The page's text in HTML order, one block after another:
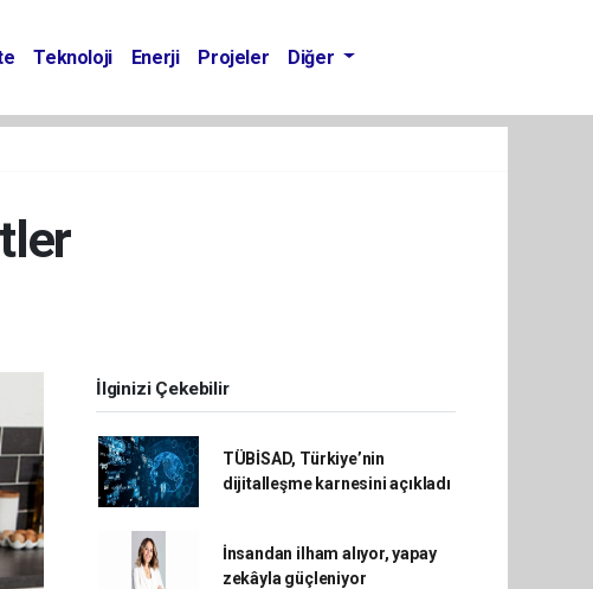
Teknoloji Enerji Projeler Diğer
İlginizi Çekebilir
TÜBİSAD, Türkiye’nin
dijitalleşme karnesini açıkladı
İnsandan ilham alıyor, yapay
zekâyla güçleniyor